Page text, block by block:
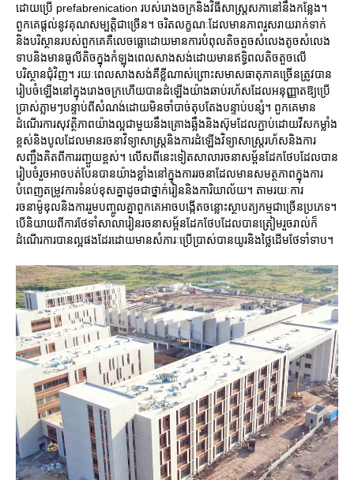
ដោយប្រើ prefabrenication របស់រោងចក្រនិងវិធីសាស្រ្តសភានៅនឹងកន្លែង។
ពួកគេផ្តល់នូវគុណសម្បត្តិជាច្រើន។ ចរិតលក្ខណៈដែលមានភាពរួសរាយរាក់ទាក់
និងបរិស្ថានរបស់ពួកគេគឺលេចធ្លោដោយមានការបំពុលតិចតួចសំលេងតូចសំលេង
ទាបនិងមានធូលីតិចក្នុងកំឡុងពេលសាងសង់ដោយមានឥទ្ធិពលតិចតួចលើ
បរិស្ថានជុំវិញ។ រយៈពេលសាងសង់គឺខ្លីណាស់ព្រោះសមាសធាតុភាគច្រើនត្រូវបាន
រៀបចំឡើងនៅក្នុងរោងចក្រហើយបានដំឡើងយ៉ាងឆាប់រហ័សដែលអនុញ្ញាតឱ្យប្រើ
ប្រាស់ភ្លាមៗបន្ទាប់ពីសំណង់ដោយមិនចាំបាច់តុបតែងបន្ទាប់បន្សំ។ ពួកគេមាន
ដំណើរការសុវត្ថិភាពយ៉ាងល្អជាមួយនឹងគ្រោងឆ្អឹងនិងស៊ុមដែលភ្ជាប់ដោយវីសកម្លាំង
ខ្ពស់និងបូលដែលមានរចនាវិទ្យាសាស្រ្តនិងការដំឡើងវិទ្យាសាស្រ្តរហ័សនិងការ
សញ្ជឹងគិតពីការរញ្ជួយខ្ពស់។ លើសពីនេះទៀតសាលារចនាសម្ព័នដែកថែបដែលបាន
រៀបចំរួចអាចបត់បែនបានយ៉ាងខ្លាំងនៅក្នុងការរចនាដែលមានសមត្ថភាពក្នុងការ
បំពេញតម្រូវការទំនប់ខុសគ្នាដូចជាថ្នាក់រៀននិងការិយាល័យ។ តាមរយៈការ
រចនាម៉ូឌុលនិងការរួមបញ្ចូលគ្នាពួកគេអាចបង្កើតចន្លោះស្ថាបត្យកម្មជាច្រើនប្រភេទ។
បើនិយាយពីការថែទាំសាលារៀនរចនាសម្ព័នដែកថែបដែលបានត្រៀមរួចរាល់ក៏
ដំណើរការបានល្អផងដែរដោយមានសំភារៈប្រើប្រាស់បានយូរនិងថ្លៃដើមថែទាំទាប។